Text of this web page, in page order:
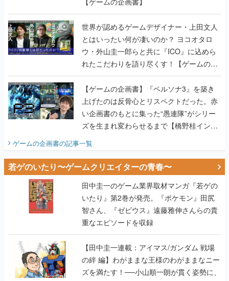
世界が認めるゲームデザイナー・上田文人
とはいったい何が凄いのか？ ヨコオタロ
ウ・外山圭一郎らと共に『ICO』に込めら
れたこだわりを語り尽くす！【ゲームの企
画書】
【ゲームの企画書】『ペルソナ3』を築き
上げたのは反骨心とリスペクトだった。赤
い企画書のもとに集った“愚連隊”がシリー
ズを生まれ変わらせるまで【橋野桂インタ
ビュー】
ゲームの企画書の記事一覧
若ゲのいたり〜ゲームクリエイターの青春〜
田中圭一のゲーム業界取材マンガ『若ゲの
いたり』第2巻が発売。『ポケモン』田尻
智さん、『ゼビウス』遠藤雅伸さんらの貴
重なエピソードを収録
【田中圭一連載：アイマス/ガンダム 戦場
の絆 編】わがままな王様のわがままなニー
ズを満たす！──小山順一朗が貫く姿勢に、